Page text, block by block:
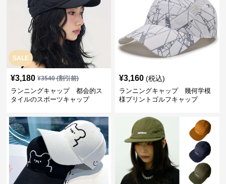
SALE
¥3,180 ¥3540(割引前)
ランニングキャップ 都会的ス
タイルのスポーツキャップ
¥3,160 (税込)
ランニングキャップ 幾何学模
様プリントゴルフキャップ